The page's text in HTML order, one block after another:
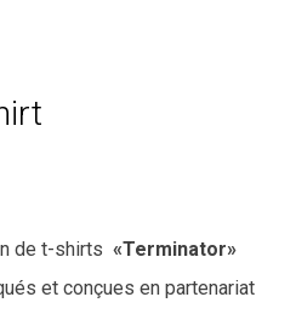
de t-shirts «Terminator»
et conçues en partenariat